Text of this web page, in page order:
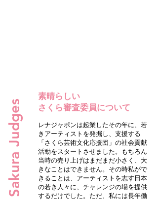
Sakura Judges
素晴らしい
さくら審査委員について
レナジャポンは起業したその年に、若
きアーティストを発掘し、支援する
「さくら芸術文化応援団」の社会貢献
活動をスタートさせました。もちろん
当時の売り上げはまだまだ小さく、大
きなことはできません。その時私がで
きることは、アーティストを志す日本
の若き人々に、チャレンジの場を提供
するだけでした。ただ、私には長年働